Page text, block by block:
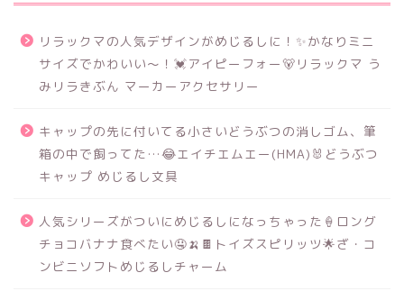
リラックマの人気デザインがめじるしに！✨かなりミニ
サイズでかわいい～！💓アイピーフォー🐻リラックマ う
みリラきぶん マーカーアクセサリー
キャップの先に付いてる小さいどうぶつの消しゴム、筆
箱の中で飼ってた…😂エイチエムエー(HMA)🐰どうぶつ
キャップ めじるし文具
人気シリーズがついにめじるしになっちゃった🍦ロング
チョコバナナ食べたい🤤🍌🍫トイズスピリッツ🌟ざ・コ
ンビニソフトめじるしチャーム